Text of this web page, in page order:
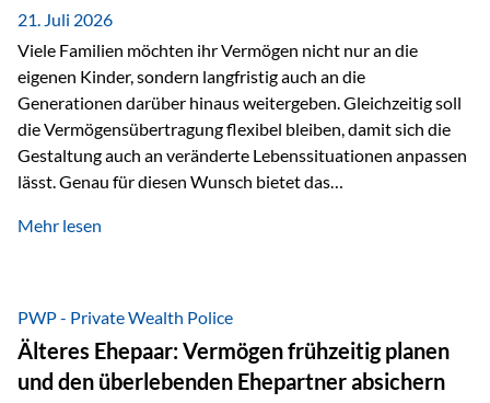
wie Kapitalgesellschaften oder Stiftungen, als
Versicherungsnehmer eingesetzt werden. Damit erweitert
die Vienna-Life die Einsatzmöglichkeiten der Private Wealth
Police insbesondere für…
21. Juli 2026
Viele Familien möchten ihr Vermögen nicht nur an die
eigenen Kinder, sondern langfristig auch an die
Generationen darüber hinaus weitergeben. Gleichzeitig soll
die Vermögensübertragung flexibel bleiben, damit sich die
Gestaltung auch an veränderte Lebenssituationen anpassen
lässt. Genau für diesen Wunsch bietet das
Vienna-Life eine interessante Lösung. Es ermöglicht,
Ausgangssituation Stellen Sie sich folgende Familie vor: Die
Großeltern haben über viele Jahre Vermögen aufgebaut. Ihr
Wunsch ist es, dieses Vermögen nicht nur den eigenen
Kindern, sondern langfristig auch den Enkeln zukommen zu…
Mehr lesen
PWP - Private Wealth Police
Älteres Ehepaar: Vermögen frühzeitig planen
und den überlebenden Ehepartner absichern